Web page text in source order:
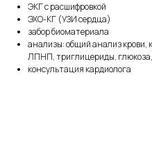
ЭКГ с расшифровкой
ЭХО-КГ (УЗИ сердца)
забор биоматериала
анализы: общий анализ
ЛПНП, триглицериды,
консультация кардиолога